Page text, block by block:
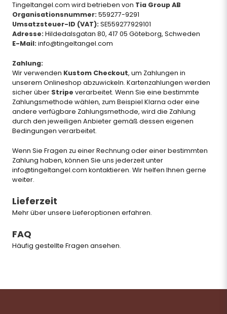
Tingeltangel.com wird betrieben von Tia Group AB
Organisationsnummer: 559277-9291
Umsatzsteuer-ID (VAT): SE559277929101
Adresse: Hildedalsgatan 80, 417 05 Göteborg, Schweden
E-Mail: info@tingeltangel.com
Zahlung:
Wir verwenden Kustom Checkout, um Zahlungen in
unserem Onlineshop abzuwickeln. Kartenzahlungen werden
sicher über Stripe verarbeitet. Wenn Sie eine bestimmte
Zahlungsmethode wählen, zum Beispiel Klarna oder eine
andere verfügbare Zahlungsmethode, wird die Zahlung
durch den jeweiligen Anbieter gemäß dessen eigenen
Bedingungen verarbeitet.
Wenn Sie Fragen zu einer Rechnung oder einer bestimmten
Zahlung haben, können Sie uns jederzeit unter
info@tingeltangel.com kontaktieren. Wir helfen Ihnen gerne
weiter.
Lieferzeit
Mehr über unsere Lieferoptionen erfahren.
FAQ
Häufig gestellte Fragen ansehen.